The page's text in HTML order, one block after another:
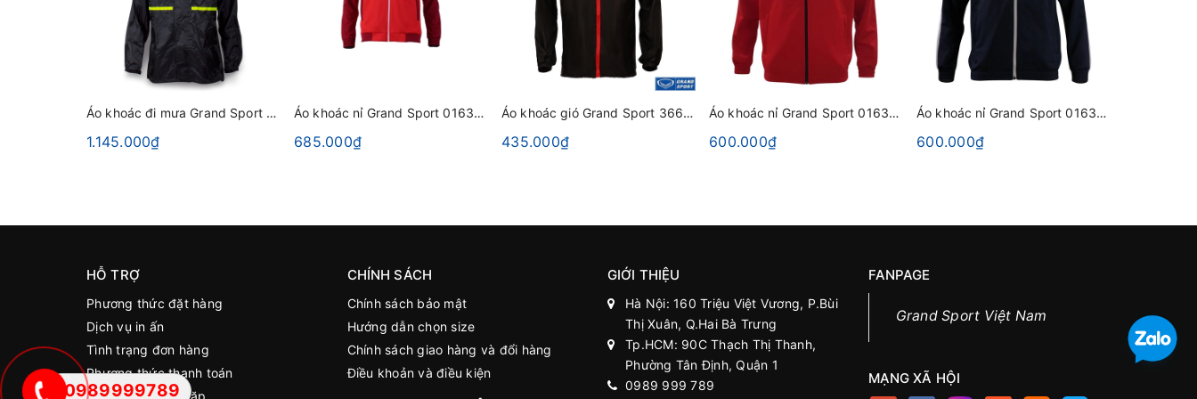
Áo khoác đi mưa Grand Sport 366066 Đen
1.145.000₫
Áo khoác nỉ Grand Sport 016386 Đỏ
685.000₫
Áo khoác gió Grand Sport 366061 Đen
435.000₫
Áo khoác nỉ Grand Sport 016355 Đỏ
600.000₫
Áo khoác nỉ Grand Sport 016355 Xanh Đen-Viền Trắng
600.000₫
HỖ TRỢ
Phương thức đặt hàng
Dịch vụ in ấn
Tình trạng đơn hàng
Phương thức thanh toán
Câu hỏi thường gặp
CHÍNH SÁCH
Chính sách bảo mật
Hướng dẫn chọn size
Chính sách giao hàng và đổi hàng
Điều khoản và điều kiện
GIỚI THIỆU
Hà Nội: 160 Triệu Việt Vương, P.Bùi
Thị Xuân, Q.Hai Bà Trưng
Tp.HCM: 90C Thạch Thị Thanh,
Phường Tân Định, Quận 1
0989 999 789
FANPAGE
Grand Sport Việt Nam
MẠNG XÃ HỘI
0989999789